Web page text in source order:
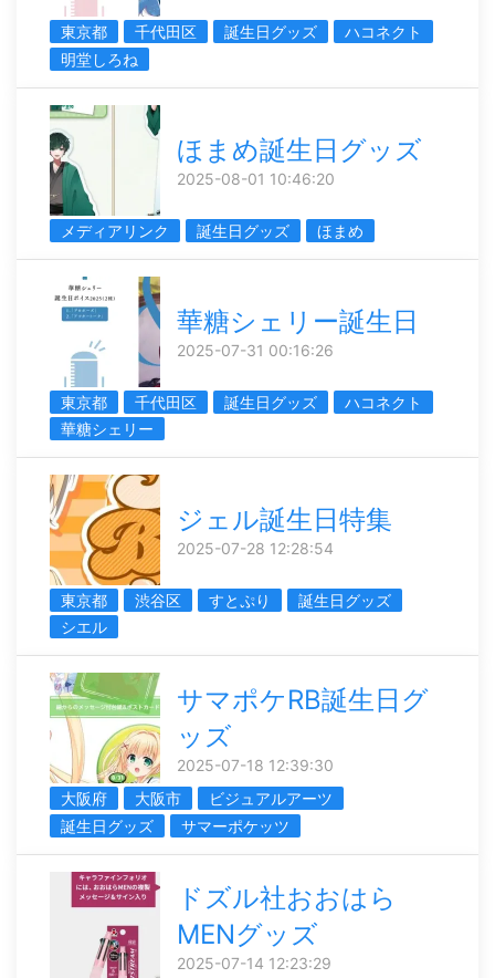
東京都 千代田区 誕生日グッズ
ハコネクト
明堂しろね
ほまめ誕生日グッズ
2025-08-01 10:46:20
メディアリンク 誕生日グッズ ほまめ
華糖シェリー誕生日
2025-07-31 00:16:26
東京都 千代田区 誕生日グッズ
ハコネクト
華糖シェリー
ジェル誕生日特集
2025-07-28 12:28:54
東京都 渋谷区 すとぷり
誕生日グッズ
シエル
サマポケRB誕生日グ
ッズ
2025-07-18 12:39:30
大阪府
大阪市
ビジュアルアーツ
誕生日グッズ
サマーポケッツ
ドズル社おおはら
MENグッズ
2025-07-14 12:23:29